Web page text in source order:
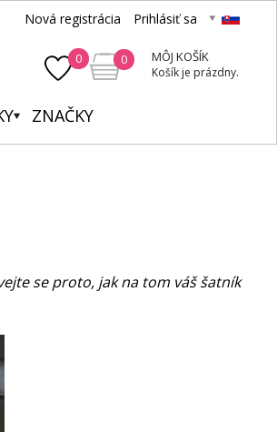
Nová registrácia Prihlásiť sa
0 0 MÔJ KOŠÍK
Košík je prázdny.
ZNAČKY
se proto, jak na tom váš šatník